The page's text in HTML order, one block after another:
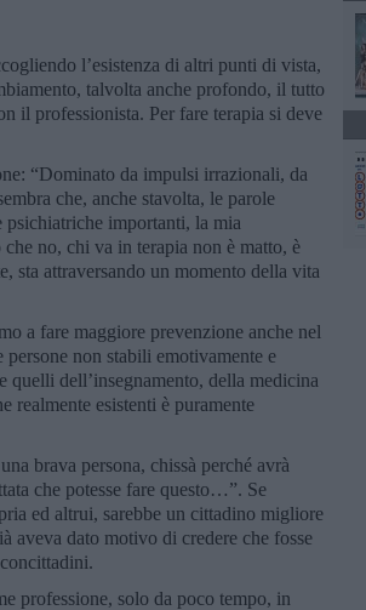
l’esistenza di altri punti di vista,
talvolta anche profondo, il tutto
il professionista. Per fare terapia si deve
“Dominato da impulsi irrazionali, da
che, anche stavolta, le parole
importanti, la mia
no, chi va in terapia non è matto, è
sta attraversando un momento della vita
a fare maggiore prevenzione anche nel
non stabili emotivamente e
dell’insegnamento, della medicina
realmente esistenti è puramente
brava persona, chissà perché avrà
che potesse fare questo…”. Se
ed altrui, sarebbe un cittadino migliore
aveva dato motivo di credere che fosse
professione, solo da poco tempo, in